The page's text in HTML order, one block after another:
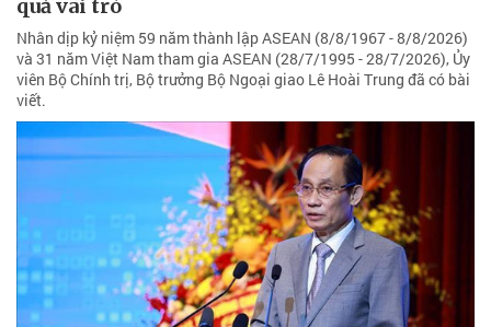
quả vai trò
Nhân dịp kỷ niệm 59 năm thành lập ASEAN (8/8/1967 - 8/8/2026)
và 31 năm Việt Nam tham gia ASEAN (28/7/1995 - 28/7/2026), Ủy
viên Bộ Chính trị, Bộ trưởng Bộ Ngoại giao Lê Hoài Trung đã có bài
viết.